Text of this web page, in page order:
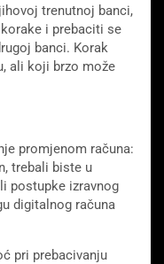
trenutnoj banci,
i prebaciti se
banci. Korak
ali koji brzo može
promjenom računa:
trebali biste u
postupke izravnog
digitalnog računa
pri prebacivanju